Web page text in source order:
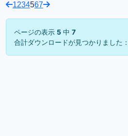
1234567
ページの表示 5 中 7
合計ダウンロードが見つかりました：